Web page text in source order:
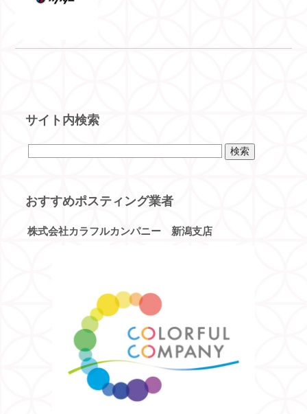
サイト内検索
おすすめポスティング業者
株式会社カラフルカンパニー 新潟支店